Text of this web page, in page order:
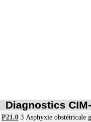
Diagnostics
P21.0 3 Asphyxie obstétricale